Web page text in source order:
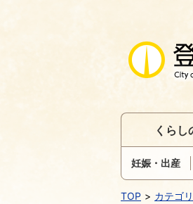
くらし
妊娠・出産
TOP カテゴリ